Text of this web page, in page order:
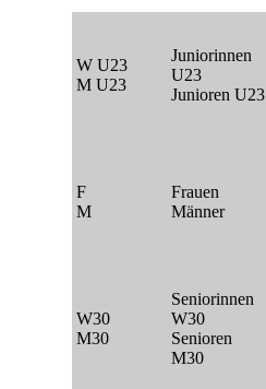
W U23
M U23
Juniorinnen
U23
Junioren U23
F
M
Frauen
Männer
W30
M30
Seniorinnen
W30
Senioren
M30